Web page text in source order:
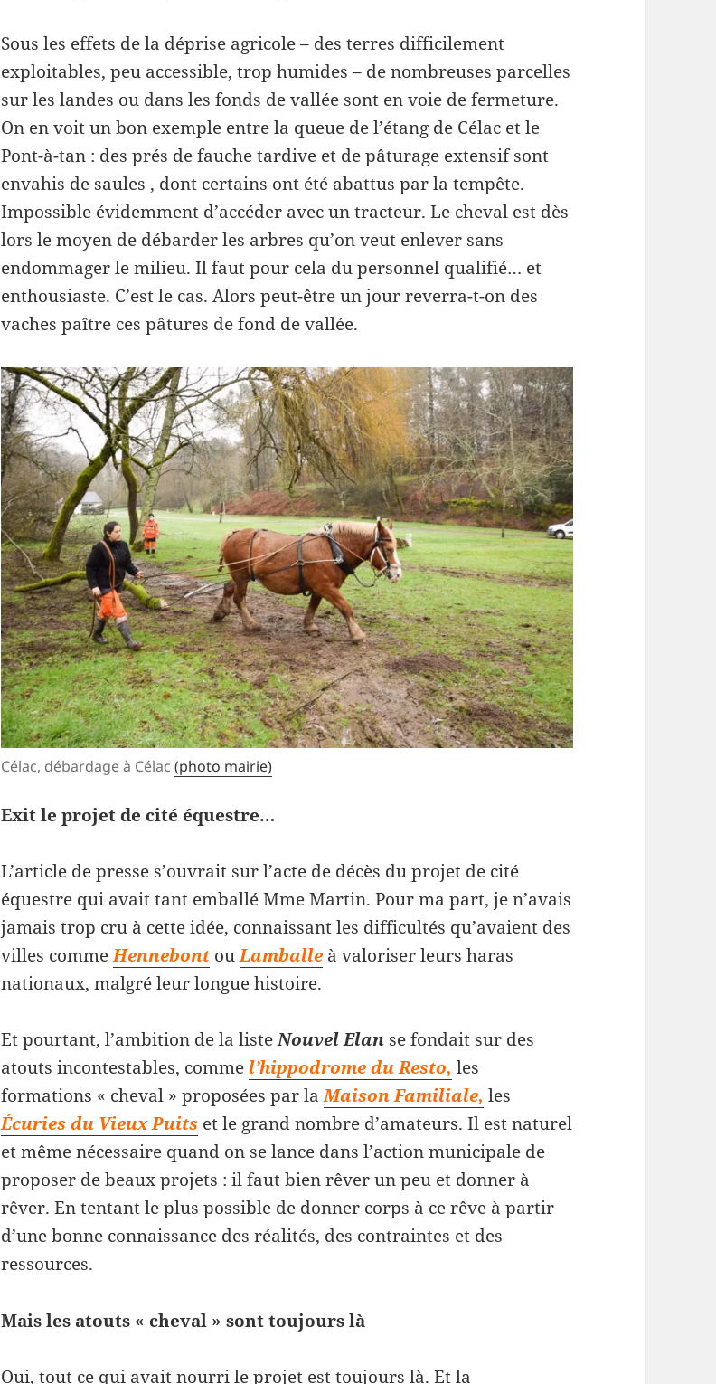
Sous les effets de la déprise agricole – des terres difficilement
exploitables, peu accessible, trop humides – de nombreuses parcelles
sur les landes ou dans les fonds de vallée sont en voie de fermeture.
On en voit un bon exemple entre la queue de l’étang de Célac et le
Pont-à-tan : des prés de fauche tardive et de pâturage extensif sont
envahis de saules , dont certains ont été abattus par la tempête.
Impossible évidemment d’accéder avec un tracteur. Le cheval est dès
lors le moyen de débarder les arbres qu’on veut enlever sans
endommager le milieu. Il faut pour cela du personnel qualifié… et
enthousiaste. C’est le cas. Alors peut-être un jour reverra-t-on des
vaches paître ces pâtures de fond de vallée.
Célac, débardage à Célac(photo mairie)
Exit le projet de cité équestre…
L’article de presse s’ouvrait sur l’acte de décès du projet de cité
équestre qui avait tant emballé Mme Martin. Pour ma part, je n’avais
jamais trop cru à cette idée, connaissant les difficultés qu’avaient des
villes commeHennebont ouLamballe à valoriser leurs haras
nationaux, malgré leur longue histoire.
Et pourtant, l’ambition de la listeNouvel Elan se fondait sur des
atouts incontestables, comme l’hippodrome du Resto, les
formations « cheval » proposées par laMaison Familiale, les
Écuries du Vieux Puits et le grand nombre d’amateurs. Il est naturel
et même nécessaire quand on se lance dans l’action municipale de
proposer de beaux projets : il faut bien rêver un peu et donner à
rêver. En tentant le plus possible de donner corps à ce rêve à partir
d’une bonne connaissance des réalités, des contraintes et des
ressources.
Mais les atouts « cheval » sont toujours là
Oui, tout ce qui avait nourri le projet est toujours là. Et la